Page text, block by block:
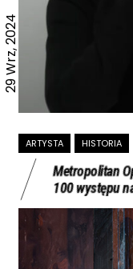
29 Wrz, 2024
ARTYSTA HISTORIA
Metropolitan
100 występu